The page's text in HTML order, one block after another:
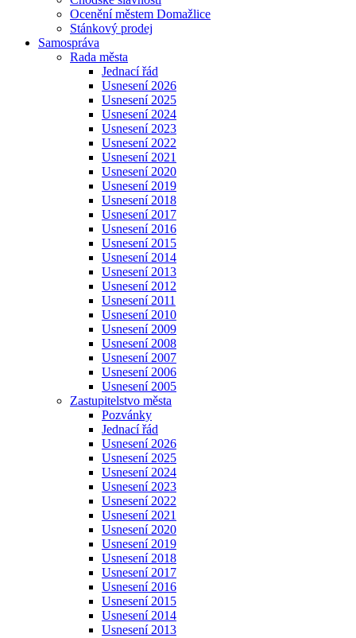
Ocenění městem Domažlice
Stánkový prodej
Samospráva
Rada města
Jednací řád
Usnesení 2026
Usnesení 2025
Usnesení 2024
Usnesení 2023
Usnesení 2022
Usnesení 2021
Usnesení 2020
Usnesení 2019
Usnesení 2018
Usnesení 2017
Usnesení 2016
Usnesení 2015
Usnesení 2014
Usnesení 2013
Usnesení 2012
Usnesení 2011
Usnesení 2010
Usnesení 2009
Usnesení 2008
Usnesení 2007
Usnesení 2006
Usnesení 2005
Zastupitelstvo města
Pozvánky
Jednací řád
Usnesení 2026
Usnesení 2025
Usnesení 2024
Usnesení 2023
Usnesení 2022
Usnesení 2021
Usnesení 2020
Usnesení 2019
Usnesení 2018
Usnesení 2017
Usnesení 2016
Usnesení 2015
Usnesení 2014
Usnesení 2013